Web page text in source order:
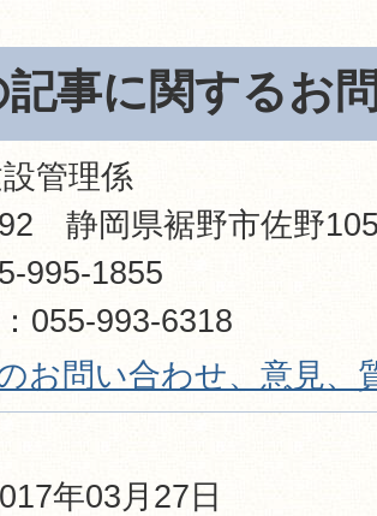
記事に関するお
管理係
静岡県裾野市佐野
995-1855
055-993-6318
お問い合わせ、意見、
年03月27日